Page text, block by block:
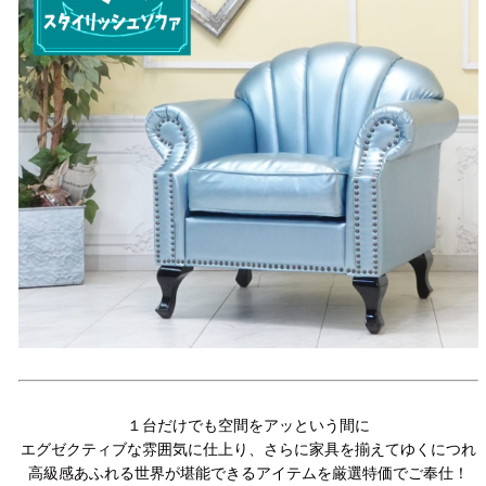
１台だけでも空間をアッという間に
エグゼクティブな雰囲気に仕上り、さらに家具を揃えてゆくにつれ
高級感あふれる世界が堪能できるアイテムを厳選特価でご奉仕！